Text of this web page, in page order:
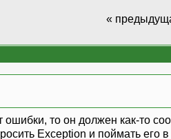
«
то он должен как-то
Exception и поймать его